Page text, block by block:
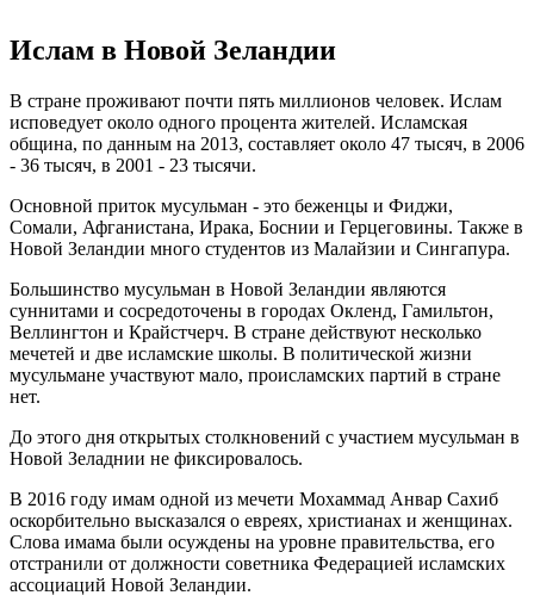
Ислам в Новой Зеландии
В стране проживают почти пять миллионов человек. Ислам
исповедует около одного процента жителей. Исламская
община, по данным на 2013, составляет около 47 тысяч, в 2006
- 36 тысяч, в 2001 - 23 тысячи.
Основной приток мусульман - это беженцы и Фиджи,
Сомали, Афганистана, Ирака, Боснии и Герцеговины. Также в
Новой Зеландии много студентов из Малайзии и Сингапура.
Большинство мусульман в Новой Зеландии являются
суннитами и сосредоточены в городах Окленд, Гамильтон,
Веллингтон и Крайстчерч. В стране действуют несколько
мечетей и две исламские школы. В политической жизни
мусульмане участвуют мало, происламских партий в стране
нет.
До этого дня открытых столкновений с участием мусульман в
Новой Зеладнии не фиксировалось.
В 2016 году имам одной из мечети Мохаммад Анвар Сахиб
оскорбительно высказался о евреях, христианах и женщинах.
Слова имама были осуждены на уровне правительства, его
отстранили от должности советника Федерацией исламских
ассоциаций Новой Зеландии.